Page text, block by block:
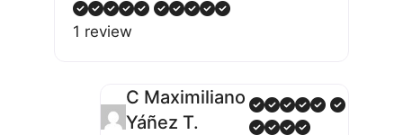
1 review
C Maximiliano
Yáñez T.